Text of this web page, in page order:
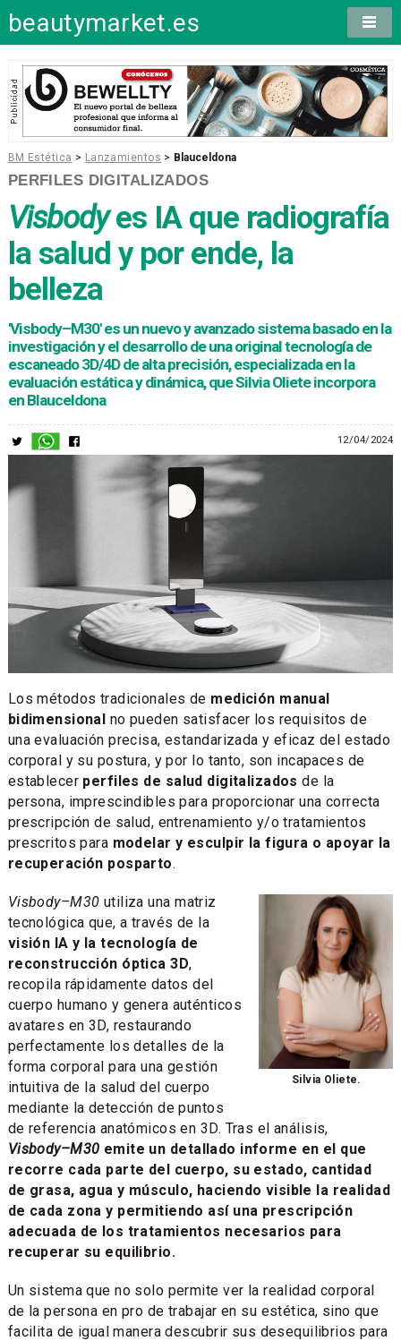
beautymarket.es
BM Estética > Lanzamientos > Blauceldona
PERFILES DIGITALIZADOS
Visbodyes IA que radiografía
la salud y por ende, la
belleza
'Visbody–M30' es un nuevo y avanzado sistema basado en la
investigación y el desarrollo de una original tecnología de
escaneado 3D/4D de alta precisión, especializada en la
evaluación estática y dinámica, que Silvia Oliete incorpora
en Blauceldona
12/04/2024
Los métodos tradicionales de medición manual
bidimensional no pueden satisfacer los requisitos de
una evaluación precisa, estandarizada y eficaz del estado
corporal y su postura, y por lo tanto, son incapaces de
establecer perfiles de salud digitalizados de la
persona, imprescindibles para proporcionar una correcta
prescripción de salud, entrenamiento y/o tratamientos
prescritos para modelar y esculpir la figura o apoyar la
recuperación posparto.
Silvia Oliete.
Visbody–M30 utiliza una matriz
tecnológica que, a través de la
visión IA y la tecnología de
reconstrucción óptica 3D,
recopila rápidamente datos del
cuerpo humano y genera auténticos
avatares en 3D, restaurando
perfectamente los detalles de la
forma corporal para una gestión
intuitiva de la salud del cuerpo
mediante la detección de puntos
de referencia anatómicos en 3D. Tras el análisis,
Visbody–M30 emite un detallado informe en el que
recorre cada parte del cuerpo, su estado, cantidad
de grasa, agua y músculo, haciendo visible la realidad
de cada zona y permitiendo así una prescripción
adecuada de los tratamientos necesarios para
recuperar su equilibrio.
Un sistema que no solo permite ver la realidad corporal
de la persona en pro de trabajar en su estética, sino que
facilita de igual manera descubrir sus desequilibrios para